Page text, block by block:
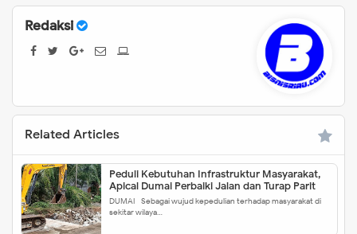
Redaksi
Related Articles
Peduli Kebutuhan Infrastruktur Masyarakat,
Apical Dumai Perbaiki Jalan dan Turap Parit
DUMAI - Sebagai wujud kepedulian terhadap masyarakat di
sekitar wilaya…